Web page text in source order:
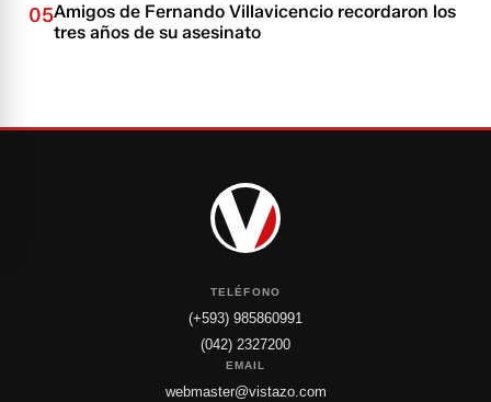
05Amigos de Fernando Villavicencio recordaron los
tres años de su asesinato
TELÉFONO
(+593) 985860991
(042) 2327200
EMAIL
webmaster@vistazo.com